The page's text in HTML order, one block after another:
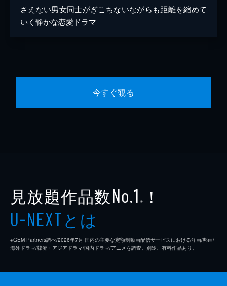
さえない男女同士がぎこちないながらも距離を縮めて
いく静かな恋愛ドラマ
今すぐ観る
見放題作品数No.1 ※ ！
U-NEXTとは
※GEM Partners調べ/2026年7⽉ 国内の主要な定額制動画配信サービスにおける洋画/邦画/
海外ドラマ/韓流・アジアドラマ/国内ドラマ/アニメを調査。別途、有料作品あり。